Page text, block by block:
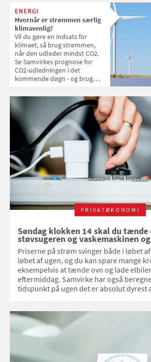
ENERGI
Hvornår er strømmen særlig
klimavenlig?
Vil du gøre en indsats for
klimaet, så brug strømmen,
når den udleder mindst CO2.
Se Samvirkes prognose for
CO2-udledningen i det
kommende døgn - og brug
bund
PRIVATØKONOMI
Søndag klokken 14 skal du tænde
støvsugeren og vaskemaskinen
Priserne på strøm svinger både i løbet
løbet af ugen, og du kan spare mange
eksempelvis at tænde ovn og lade
eftermiddag. Samvirke har også
tidspunkt på ugen det er absolut dyrest